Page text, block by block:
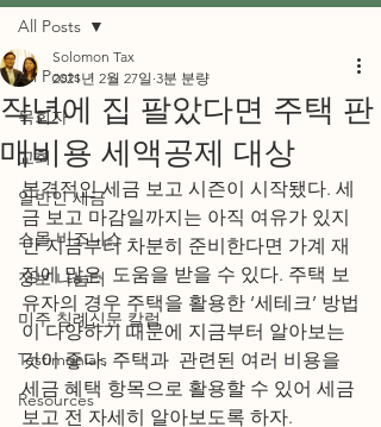
All Posts
목회자
교회
일반인 세금
스몰 비즈니스
정보 나눔터
미주 침례신문 칼럼
Testimonials
Resources
All Posts
작년에 집 팔았다면 주택 판
매비용 세액공제 대상
Solomon Tax
2021년 2월 27일 3분 분량
본격적인 세금 보고 시즌이 시작됐다. 세
금 보고 마감일까지는 아직 여유가 있지
만 지금부터 차분히 준비한다면 가계 재
정에 많은  도움을 받을 수 있다. 주택 보
유자의 경우 주택을 활용한 ‘세테크’ 방법
이 다양하기 때문에 지금부터 알아보는
것이 좋다. 주택과  관련된 여러 비용을
세금 혜택 항목으로 활용할 수 있어 세금
보고 전 자세히 알아보도록 하자.